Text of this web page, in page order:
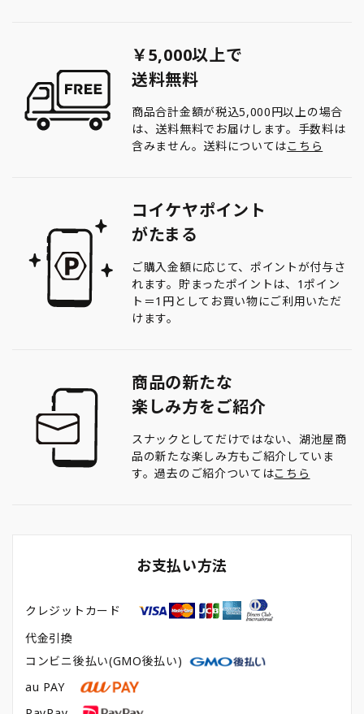
￥5,000以上で
送料無料
商品合計金額が税込5,000円以上の場合
は、送料無料でお届けします。手数料は
含みません。送料についてはこちら
コイケヤポイント
がたまる
ご購入金額に応じて、ポイントが付与さ
れます。貯まったポイントは、1ポイン
ト＝1円としてお買い物にご利用いただ
けます。
商品の新たな
楽しみ方をご紹介
スナックとしてだけではない、湖池屋商
品の新たな楽しみ方もご紹介していま
す。過去のご紹介ついてはこちら
お支払い方法
クレジットカード
代金引換
コンビニ後払い(GMO後払い)
au PAY